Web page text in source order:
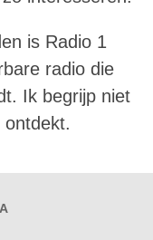
is Radio 1
radio die
Ik begrijp niet